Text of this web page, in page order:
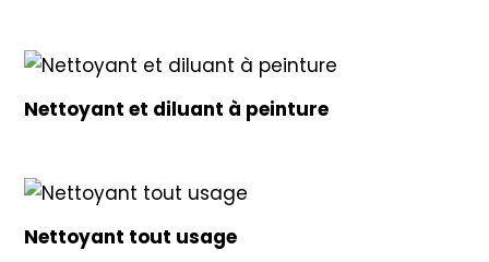
Nettoyant et diluant à peinture
Nettoyant tout usage